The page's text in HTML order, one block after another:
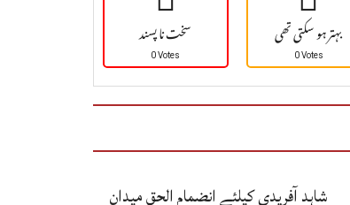
سخت نا پسند
0 Votes بہتر ہو سکتی تھی
0 Votes
شاہد آفریدی کیلئے انضمام الحق میدان